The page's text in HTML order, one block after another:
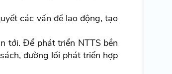
các vấn đề lao động, tạo
tới. Để phát triển NTTS bền
đường lối phát triển hợp